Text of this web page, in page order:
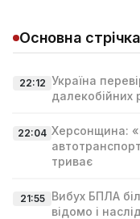
Основна
22:12 Україна
далекобійних
22:04 Херсонщина:
триває
21:55
Вибух БПЛА
відомо і